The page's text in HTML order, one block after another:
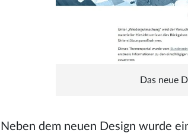
Das neue
Neben dem neuen Design wurde